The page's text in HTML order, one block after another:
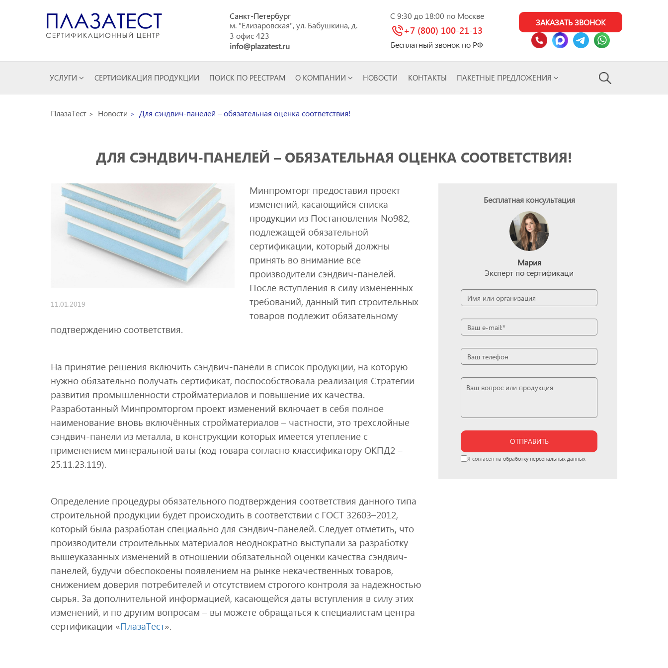
Санкт-Петербург
м. "Елизаровская", ул. Бабушкина, д.
3 офис 423
info@plazatest.ru
C 9:30 до 18:00 по Москве
+7 (800) 100-21-13
Бесплатный звонок по РФ
ЗАКАЗАТЬ ЗВОНОК
УСЛУГИ СЕРТИФИКАЦИЯ ПРОДУКЦИИ ПОИСК ПО РЕЕСТРАМ О КОМПАНИИ НОВОСТИ КОНТАКТЫ ПАКЕТНЫЕ ПРЕДЛОЖЕНИЯ
ПлазаТест Новости Для сэндвич-панелей – обязательная оценка соответствия!
ДЛЯ СЭНДВИЧ-ПАНЕЛЕЙ – ОБЯЗАТЕЛЬНАЯ ОЦЕНКА СООТВЕТСТВИЯ!
11.01.2019
Минпромторг предоставил проект
изменений, касающийся списка
продукции из Постановления No982,
подлежащей обязательной
сертификации, который должны
принять во внимание все
производители сэндвич-панелей.
После вступления в силу измененных
требований, данный тип строительных
товаров подлежит обязательному
подтверждению соответствия.
На принятие решения включить сэндвич-панели в список продукции, на которую
нужно обязательно получать сертификат, поспособствовала реализация Стратегии
развития промышленности стройматериалов и повышение их качества.
Разработанный Минпромторгом проект изменений включает в себя полное
наименование вновь включённых стройматериалов – частности, это трехслойные
сэндвич-панели из металла, в конструкции которых имеется утепление с
применением минеральной ваты (код товара согласно классификатору ОКПД2 –
25.11.23.119).
Определение процедуры обязательного подтверждения соответствия данного типа
строительной продукции будет происходить в соответствии с ГОСТ 32603–2012,
который была разработан специально для сэндвич-панелей. Следует отметить, что
производители строительных материалов неоднократно выступали за разработку
вышеуказанных изменений в отношении обязательной оценки качества сэндвич-
панелей, будучи обеспокоены появлением на рынке некачественных товаров,
снижением доверия потребителей и отсутствием строгого контроля за надежностью
сырья. За дополнительной информацией, касающейся даты вступления в силу этих
изменений, и по другим вопросам – вы можете обращаться к специалистам центра
сертификации «ПлазаТест».
Бесплатная консультация
Мария
Эксперт по сертификаци
ОТПРАВИТЬ
Я согласен на обработку персональных данных